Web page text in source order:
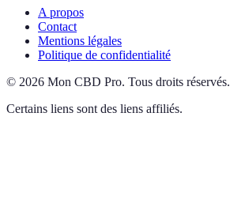
A propos
Contact
Mentions légales
Politique de confidentialité
© 2026 Mon CBD Pro. Tous droits réservés.
Certains liens sont des liens affiliés.